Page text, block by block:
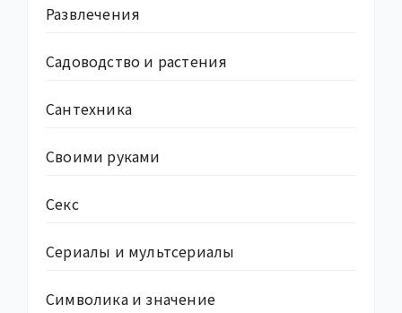
Развлечения
Садоводство и растения
Сантехника
Своими руками
Секс
Сериалы и мультсериалы
Символика и значение